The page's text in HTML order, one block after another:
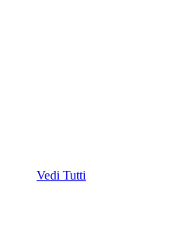
Vedi Tutti